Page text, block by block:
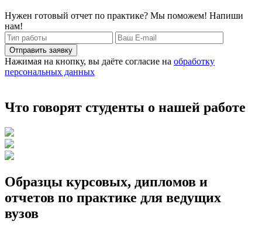
Нужен готовый отчет по практике? Мы поможем! Напиши
нам!
Отправить заявку
Нажимая на кнопку, вы даёте согласие на обработку
персональных данных
Что говорят студенты о нашей работе
Образцы курсовых, дипломов и
отчетов по практике для ведущих
вузов